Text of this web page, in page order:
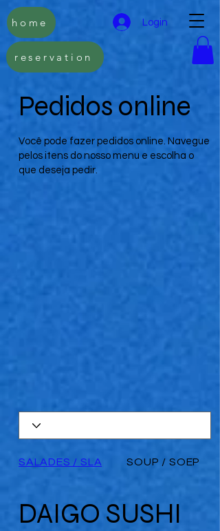
Login
reservation
home
Pedidos online
Você pode fazer pedidos online. Navegue
pelos itens do nosso menu e escolha o
que deseja pedir.
DAIGO SUSHI
SALADES / SLA SOUP / SOEP